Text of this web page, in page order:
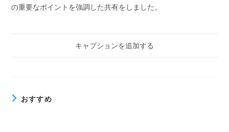
の重要なポイントを強調した共有をしました。
キャプションを追加する
おすすめ